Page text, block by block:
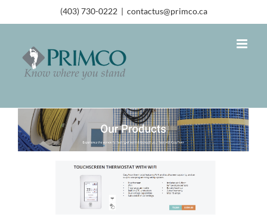
(403) 730-0222 | contactus@primco.ca